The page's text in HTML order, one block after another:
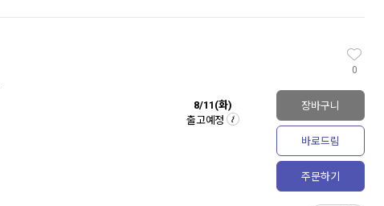
8/11(화)
출고예정
0
장바구니
바로드림
주문하기